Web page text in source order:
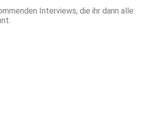
Interviews, die ihr dann alle